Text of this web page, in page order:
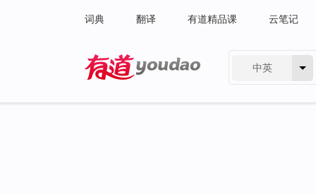
词典 翻译 有道精品课 云笔记
中英